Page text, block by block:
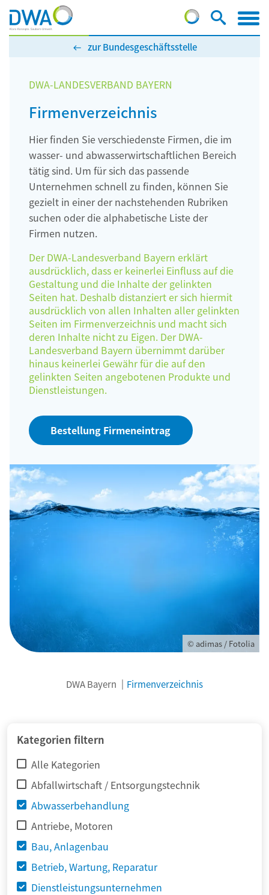
zur Bundesgeschäftsstelle
DWA-LANDESVERBAND BAYERN
Firmenverzeichnis
Hier finden Sie verschiedenste Firmen, die im
wasser- und abwasserwirtschaftlichen Bereich
tätig sind. Um für sich das passende
Unternehmen schnell zu finden, können Sie
gezielt in einer der nachstehenden Rubriken
suchen oder die alphabetische Liste der
Firmen nutzen.
Der DWA-Landesverband Bayern erklärt
ausdrücklich, dass er keinerlei Einfluss auf die
Gestaltung und die Inhalte der gelinkten
Seiten hat. Deshalb distanziert er sich hiermit
ausdrücklich von allen Inhalten aller gelinkten
Seiten im Firmenverzeichnis und macht sich
deren Inhalte nicht zu Eigen. Der DWA-
Landesverband Bayern übernimmt darüber
hinaus keinerlei Gewähr für die auf den
gelinkten Seiten angebotenen Produkte und
Dienstleistungen.
Bestellung Firmeneintrag
© adimas / Fotolia
DWA Bayern Firmenverzeichnis
Kategorien filtern
Alle Kategorien
Abfallwirtschaft / Entsorgungstechnik
Abwasserbehandlung
Antriebe, Motoren
Bau, Anlagenbau
Betrieb, Wartung, Reparatur
Dienstleistungsunternehmen